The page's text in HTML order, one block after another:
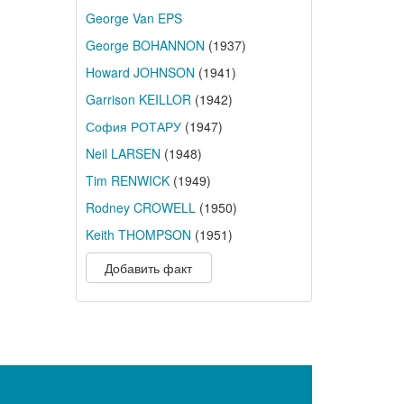
George Van EPS
George BOHANNON (1937)
Howard JOHNSON (1941)
Garrison KEILLOR(1942)
София РОТАРУ(1947)
Neil LARSEN (1948)
Tim RENWICK(1949)
Rodney CROWELL(1950)
Keith THOMPSON (1951)
Добавить факт